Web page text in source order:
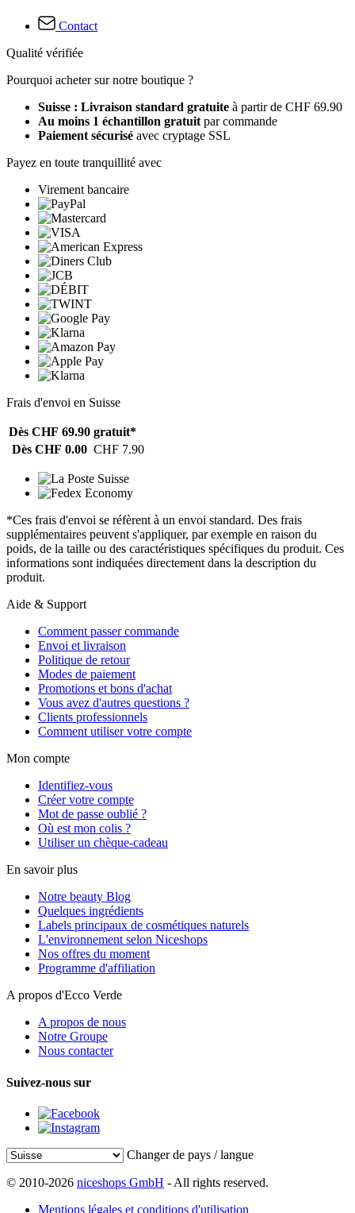
Contact
Qualité vérifiée
Pourquoi acheter sur notre boutique ?
Suisse : Livraison standard gratuite à partir de CHF 69.90
Au moins 1 échantillon gratuitpar commande
Paiement sécurisé avec cryptage SSL
Payez en toute tranquillité avec
Virement bancaire
Frais d'envoi en Suisse
Dès CHF 69.90 gratuit*
Dès CHF 0.00 CHF 7.90
*Ces frais d'envoi se réfèrent à un envoi standard. Des frais
supplémentaires peuvent s'appliquer, par exemple en raison du
poids, de la taille ou des caractéristiques spécifiques du produit. Ces
informations sont indiquées directement dans la description du
produit.
Aide & Support
Comment passer commande
Envoi et livraison
Politique de retour
Modes de paiement
Promotions et bons d'achat
Vous avez d'autres questions ?
Clients professionnels
Comment utiliser votre compte
Mon compte
Identifiez-vous
Créer votre compte
Mot de passe oublié ?
Où est mon colis ?
Utiliser un chèque-cadeau
En savoir plus
Notre beauty Blog
Quelques ingrédients
Labels principaux de cosmétiques naturels
L'environnement selon Niceshops
Nos offres du moment
Programme d'affiliation
A propos d'Ecco Verde
A propos de nous
Notre Groupe
Nous contacter
Suivez-nous sur
Changer de pays / langue
© 2010-2026 niceshops GmbH - All rights reserved.
Mentions légales et conditions d'utilisation